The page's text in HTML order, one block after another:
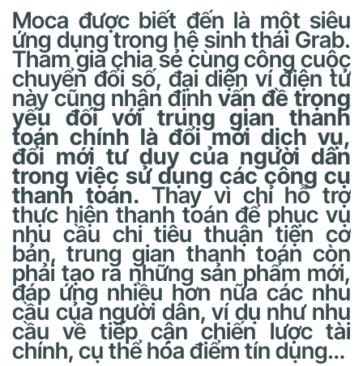
Moca được biết đến là một siêu
ứng dụng trong hệ sinh thái Grab.
Tham gia chia sẻ cùng công cuộc
chuyển đổi số, đại diện ví điện tử
này cũng nhận định vấn đề trọng
yếu đối với trung gian thanh
toán chính là đổi mới dịch vụ,
đổi mới tư duy của người dân
trong việc sử dụng các công cụ
thanh toán. Thay vì chỉ hỗ trợ
thực hiện thanh toán để phục vụ
nhu cầu chi tiêu thuận tiện cơ
bản, trung gian thanh toán còn
phải tạo ra những sản phẩm mới,
đáp ứng nhiều hơn nữa các nhu
cầu của người dân, ví dụ như nhu
cầu về tiếp cận chiến lược tài
chính, cụ thể hóa điểm tín dụng…